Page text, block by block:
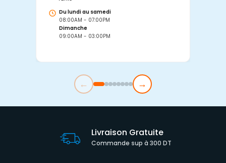
Du lundi au samedi
08:00AM - 07:00PM
Dimanche
09:00AM - 03:00PM
← →
Livraison Gratuite
Commande sup à 300 DT